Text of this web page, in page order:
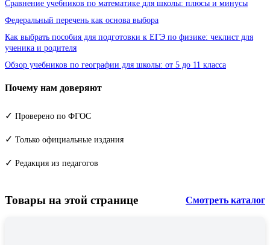
Сравнение учебников по математике для школы: плюсы и минусы
Федеральный перечень как основа выбора
Как выбрать пособия для подготовки к ЕГЭ по физике: чеклист для
ученика и родителя
Обзор учебников по географии для школы: от 5 до 11 класса
Почему нам доверяют
✓ Проверено по ФГОС
✓ Только официальные издания
✓ Редакция из педагогов
Товары на этой странице Смотреть каталог